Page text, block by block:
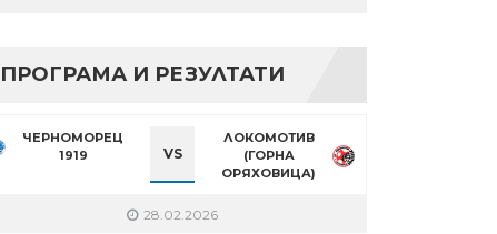
ПРОГРАМА И РЕЗУЛТАТИ
ЧЕРНОМОРЕЦ
1919
VS
ЛОКОМОТИВ
(ГОРНА
ОРЯХОВИЦА)
28.02.2026